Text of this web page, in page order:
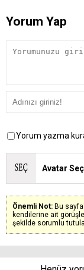
Yorum Yap
Yorum yazma
Avatar Seç
Önemli Not: Bu
kendilerine ait
şekilde sorumlu